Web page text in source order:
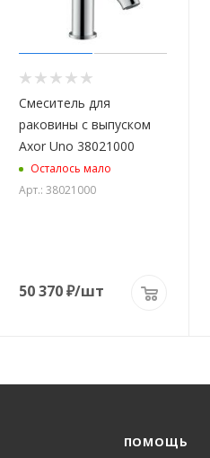
Смеситель для
раковины с выпуском
Axor Uno 38021000
Осталось мало
Арт.: 38021000
50 370₽/шт
ПОМОЩЬ